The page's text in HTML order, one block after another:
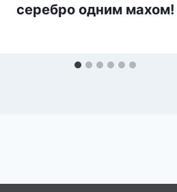
серебро одним махом!